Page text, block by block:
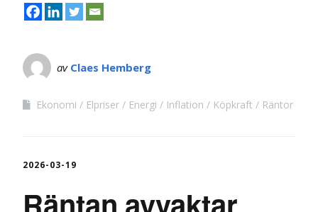
av Claes Hemberg
Ekonomi Elpriser Energi Inflation Köpkraft Räntor
2026-03-19
Räntan avvaktar